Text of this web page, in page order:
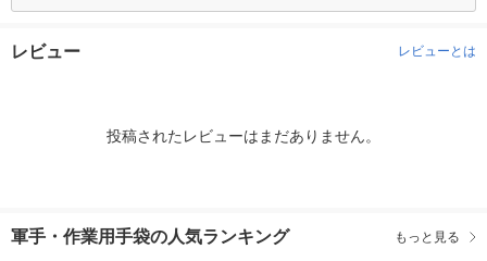
レビュー レビューとは
投稿されたレビューはまだありません。
軍手・作業用手袋の人気ランキング もっと見る